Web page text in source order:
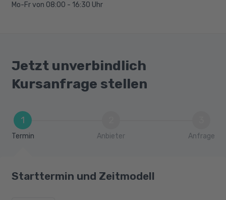
Mo-Fr von 08:00 - 16:30 Uhr
Jetzt unverbindlich
Kursanfrage stellen
1
Termin Anbieter Anfrage
Starttermin und Zeitmodell